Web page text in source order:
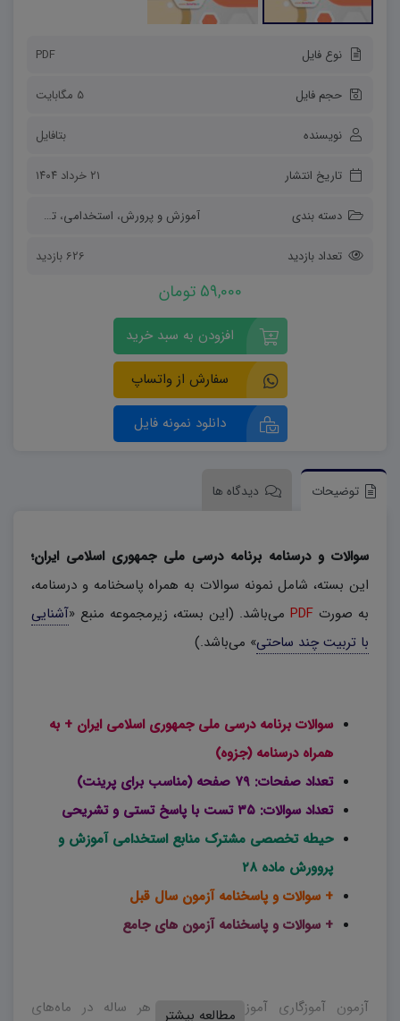
نوع فایل PDF
حجم فایل 5 مگابایت
نویسنده بتافایل
تاریخ انتشار ۲۱ خرداد ۱۴۰۴
دسته بندی آموزش و پرورش، استخدامی، تخصصی مشترک
تعداد بازدید 626 بازدید
59,000 تومان
افزودن به سبد خرید
سفارش از واتساپ
دانلود نمونه فایل
توضیحات دیدگاه ها
سوالات و درسنامه برنامه درسی ملی جمهوری اسلامی ایران؛
این بسته، شامل نمونه سوالات به همراه پاسخنامه و درسنامه،
به صورت PDF می‌باشد. (این بسته، زیرمجموعه منبع «آشنایی
با تربیت چند ساحتی» می‌باشد.)
سوالات برنامه درسی ملی جمهوری اسلامی ایران + به
همراه درسنامه (جزوه)
تعداد صفحات: ۷۹ صفحه (مناسب برای پرینت)
تعداد سوالات: ۳۵ تست با پاسخ تستی و تشریحی
حیطه تخصصی مشترک منابع استخدامی آموزش و
پروورش ماده ۲۸
+ سوالات و پاسخنامه آزمون سال قبل
+ سوالات و پاسخنامه آزمون های جامع
آزمون آموزگاری آموزش و پرورش، هر ساله در ماه‌های
مطالعه بیشتر